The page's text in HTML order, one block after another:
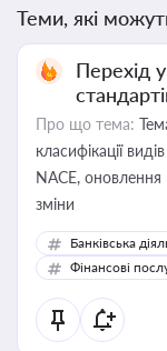
Теми, які
Перехід
Про що тема:
класифікації
NACE, оновлення
зміни
Банківська
Фінансові